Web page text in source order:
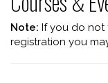
Note: If you do not
registration you